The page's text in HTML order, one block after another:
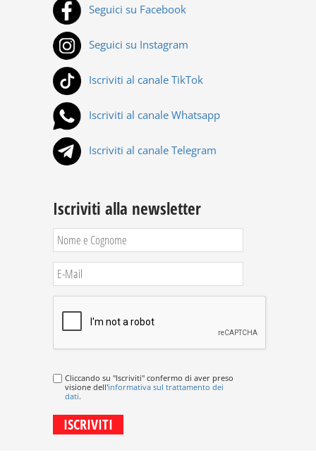
Seguici su Facebook
Seguici su Instagram
Iscriviti al canale TikTok
Iscriviti al canale Whatsapp
Iscriviti al canale Telegram
Iscriviti alla newsletter
Cliccando su "Iscriviti" confermo di aver preso
visione dell'informativa sul trattamento dei
dati.